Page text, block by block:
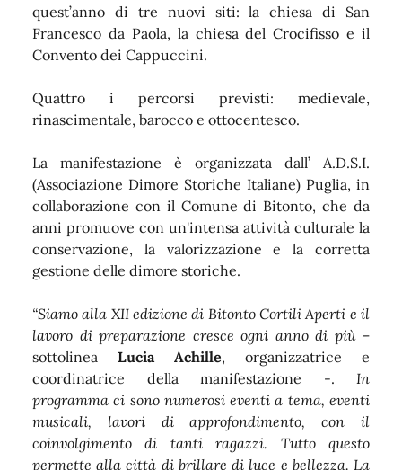
quest’anno di tre nuovi siti: la chiesa di San
Francesco da Paola, la chiesa del Crocifisso e il
Convento dei Cappuccini.
Quattro i percorsi previsti: medievale,
rinascimentale, barocco e ottocentesco.
La manifestazione è organizzata dall’ A.D.S.I.
(Associazione Dimore Storiche Italiane) Puglia, in
collaborazione con il Comune di Bitonto, che da
anni promuove con un'intensa attività culturale la
conservazione, la valorizzazione e la corretta
gestione delle dimore storiche.
“Siamo alla XII edizione di Bitonto Cortili Aperti e il
lavoro di preparazione cresce ogni anno di più–
sottolinea Lucia Achille, organizzatrice e
coordinatrice della manifestazione -. In
programma ci sono numerosi eventi a tema, eventi
musicali, lavori di approfondimento, con il
coinvolgimento di tanti ragazzi. Tutto questo
permette alla città di brillare di luce e bellezza. La